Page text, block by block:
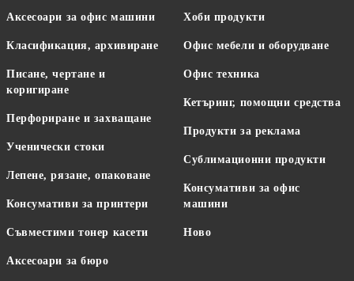
Аксесоари за офис машини
Класификация, архивиране
Писане, чертане и
коригиране
Перфориране и захващане
Ученически стоки
Лепене, рязане, опаковане
Консумативи за принтери
Съвместими тонер касети
Аксесоари за бюро
Хоби продукти
Офис мебели и оборудване
Офис техника
Кетъринг, помощни средства
Продукти за реклама
Сублимационни продукти
Консумативи за офис
машини
Ново